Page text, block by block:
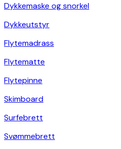
Dykkemaske og snorkel
Dykkeutstyr
Flytemadrass
Flytematte
Flytepinne
Skimboard
Surfebrett
Svømmebrett